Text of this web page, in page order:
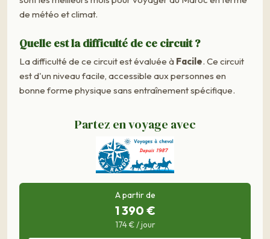
de météo et climat.
Quelle est la difficulté de ce circuit ?
La difficulté de ce circuit est évaluée à Facile. Ce circuit
est d'un niveau facile, accessible aux personnes en
bonne forme physique sans entraînement spécifique.
Partez en voyage avec
A partir de
1 390 €
174 € / jour